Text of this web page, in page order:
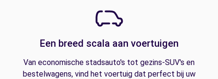
Een breed scala aan voertuigen
Van economische stadsauto's tot gezins-SUV's en
bestelwagens, vind het voertuig dat perfect bij uw